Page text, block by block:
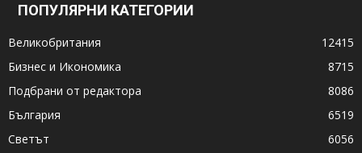
ПОПУЛЯРНИ КАТЕГОРИИ
Великобритания
12415
Бизнес и Икономика
8715
Подбрани от редактора
8086
България
6519
Светът
6056